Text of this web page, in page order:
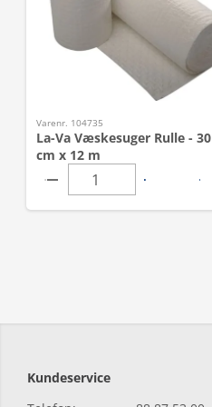
Varenr. 104735
La-Va Væskesuger Rulle - 30
cm x 12 m
Kundeservice